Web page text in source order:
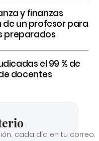
y finanzas
de un profesor para
preparados
el 99 % de
docentes
cada día en tu correo.